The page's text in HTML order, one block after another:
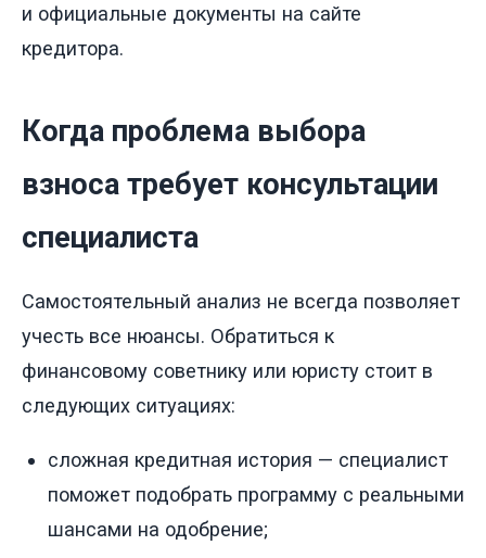
и официальные документы на сайте
кредитора.
Когда проблема выбора
взноса требует консультации
специалиста
Самостоятельный анализ не всегда позволяет
учесть все нюансы. Обратиться к
финансовому советнику или юристу стоит в
следующих ситуациях:
сложная кредитная история — специалист
поможет подобрать программу с реальными
шансами на одобрение;